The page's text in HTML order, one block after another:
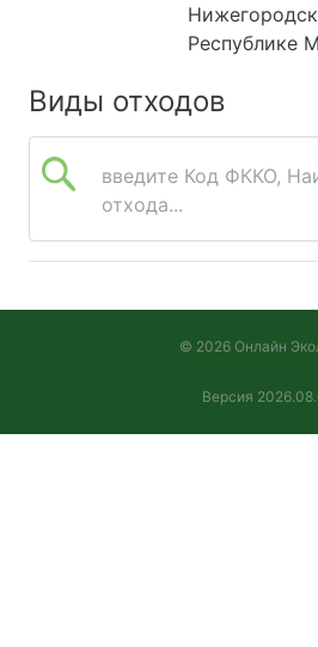
Республике
Виды отходов
введите Код ФККО,
отхода...
© 2026 Онлайн
Версия